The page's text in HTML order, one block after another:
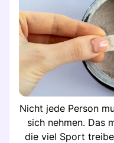
Nicht jede Person
sich nehmen. Das
die viel Sport